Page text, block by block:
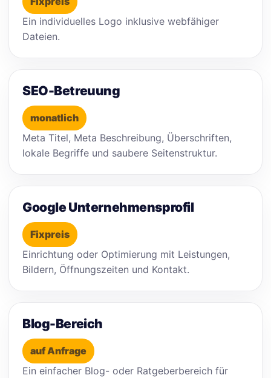
Ein individuelles Logo inklusive webfähiger
Dateien.
SEO-Betreuung
monatlich
Meta Titel, Meta Beschreibung, Überschriften,
lokale Begriffe und saubere Seitenstruktur.
Google Unternehmensprofil
Fixpreis
Einrichtung oder Optimierung mit Leistungen,
Bildern, Öffnungszeiten und Kontakt.
Blog-Bereich
auf Anfrage
Ein einfacher Blog- oder Ratgeberbereich für